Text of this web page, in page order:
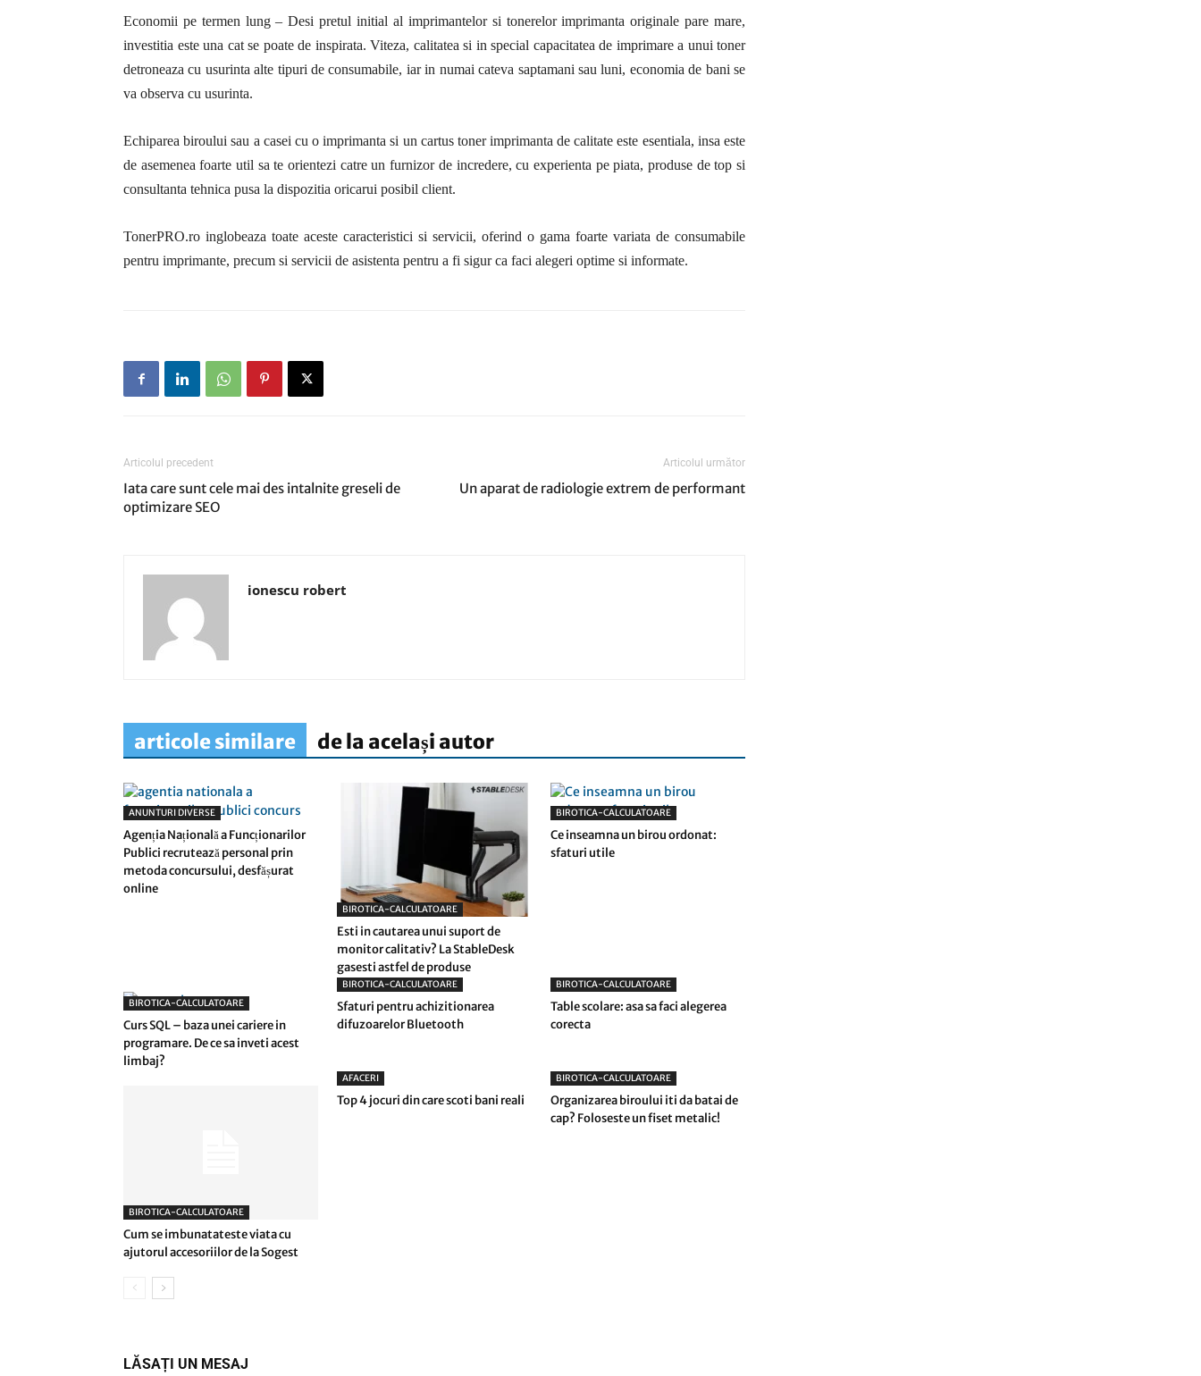
Economii pe termen lung – Desi pretul initial al imprimantelor si tonerelor imprimanta originale pare mare,
investitia este una cat se poate de inspirata. Viteza, calitatea si in special capacitatea de imprimare a unui toner
detroneaza cu usurinta alte tipuri de consumabile, iar in numai cateva saptamani sau luni, economia de bani se
va observa cu usurinta.
Echiparea biroului sau a casei cu o imprimanta si un cartus toner imprimanta de calitate este esentiala, insa este
de asemenea foarte util sa te orientezi catre un furnizor de incredere, cu experienta pe piata, produse de top si
consultanta tehnica pusa la dispozitia oricarui posibil client.
TonerPRO.ro inglobeaza toate aceste caracteristici si servicii, oferind o gama foarte variata de consumabile
pentru imprimante, precum si servicii de asistenta pentru a fi sigur ca faci alegeri optime si informate.
Articolul precedent
Iata care sunt cele mai des intalnite greseli de
optimizare SEO
Articolul următor
Un aparat de radiologie extrem de performant
ionescu robert
articole similare de la același autor
ANUNTURI DIVERSE
Agenția Națională a Funcționarilor
Publici recrutează personal prin
metoda concursului, desfășurat
online
BIROTICA-CALCULATOARE
Esti in cautarea unui suport de
monitor calitativ? La StableDesk
gasesti astfel de produse
BIROTICA-CALCULATOARE
Ce inseamna un birou ordonat:
sfaturi utile
BIROTICA-CALCULATOARE
Curs SQL – baza unei cariere in
programare. De ce sa inveti acest
limbaj?
BIROTICA-CALCULATOARE
Sfaturi pentru achizitionarea
difuzoarelor Bluetooth
BIROTICA-CALCULATOARE
Table scolare: asa sa faci alegerea
corecta
BIROTICA-CALCULATOARE
Cum se imbunatateste viata cu
ajutorul accesoriilor de la Sogest
AFACERI
Top 4 jocuri din care scoti bani reali
BIROTICA-CALCULATOARE
Organizarea biroului iti da batai de
cap? Foloseste un fiset metalic!
LĂSAȚI UN MESAJ